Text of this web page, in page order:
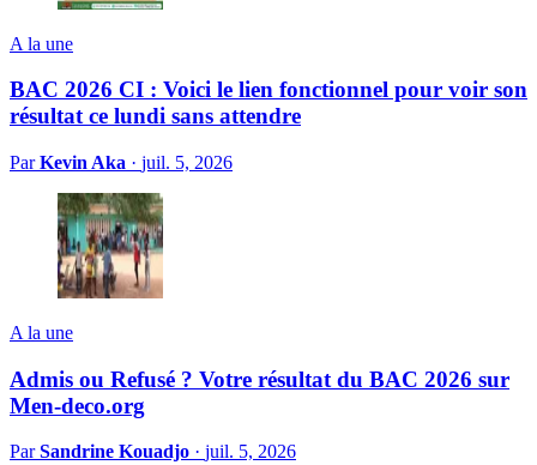
A la une
BAC 2026 CI : Voici le lien fonctionnel pour voir son
résultat ce lundi sans attendre
ParKevin Aka · juil. 5, 2026
A la une
Admis ou Refusé ? Votre résultat du BAC 2026 sur
Men-deco.org
ParSandrine Kouadjo · juil. 5, 2026